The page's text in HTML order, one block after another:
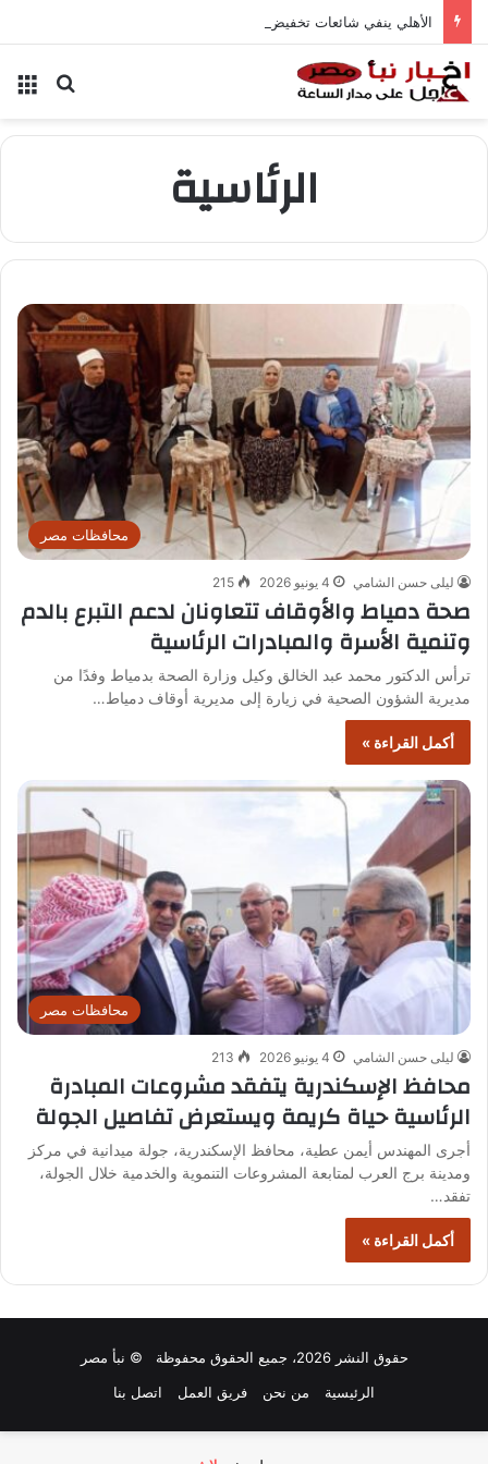
الأهلي ينفي شائعات تخفيض عقود زيزو والشناوي
بحث
الرئاسية
محافظات مصر
ليلى حسن الشامي 4 يونيو 2026 215
صحة دمياط والأوقاف تتعاونان لدعم التبرع بالدم
وتنمية الأسرة والمبادرات الرئاسية
ترأس الدكتور محمد عبد الخالق وكيل وزارة الصحة بدمياط وفدًا من
مديرية الشؤون الصحية في زيارة إلى مديرية أوقاف دمياط…
أكمل القراءة »
محافظات مصر
ليلى حسن الشامي 4 يونيو 2026 213
محافظ الإسكندرية يتفقد مشروعات المبادرة
الرئاسية حياة كريمة ويستعرض تفاصيل الجولة
أجرى المهندس أيمن عطية، محافظ الإسكندرية، جولة ميدانية في مركز
ومدينة برج العرب لمتابعة المشروعات التنموية والخدمية خلال الجولة،
تفقد…
أكمل القراءة »
حقوق النشر 2026، جميع الحقوق محفوظة © نبأ مصر
الرئيسية
من نحن فريق العمل اتصل بنا